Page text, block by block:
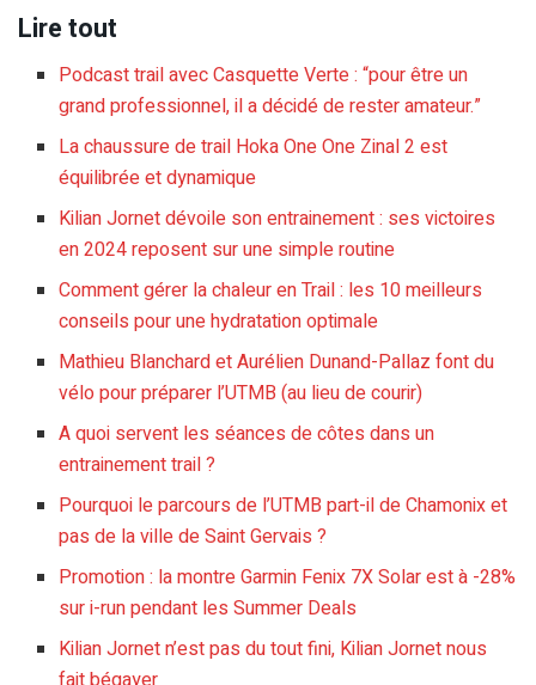
Lire tout
Podcast trail avec Casquette Verte : “pour être un
grand professionnel, il a décidé de rester amateur.”
La chaussure de trail Hoka One One Zinal 2 est
équilibrée et dynamique
Kilian Jornet dévoile son entrainement : ses victoires
en 2024 reposent sur une simple routine
Comment gérer la chaleur en Trail : les 10 meilleurs
conseils pour une hydratation optimale
Mathieu Blanchard et Aurélien Dunand-Pallaz font du
vélo pour préparer l’UTMB (au lieu de courir)
A quoi servent les séances de côtes dans un
entrainement trail ?
Pourquoi le parcours de l’UTMB part-il de Chamonix et
pas de la ville de Saint Gervais ?
Promotion : la montre Garmin Fenix 7X Solar est à -28%
sur i-run pendant les Summer Deals
Kilian Jornet n’est pas du tout fini, Kilian Jornet nous